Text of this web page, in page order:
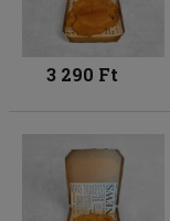
3 290 Ft